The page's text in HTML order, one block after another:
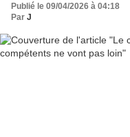
Publié le 09/04/2026 à 04:18
Par J